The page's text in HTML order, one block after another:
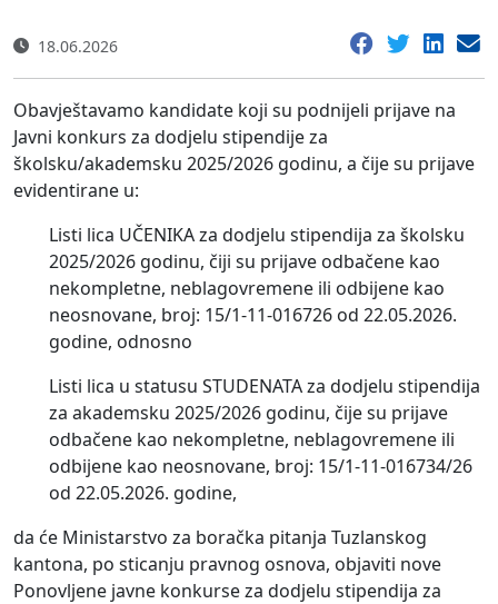
18.06.2026
Obavještavamo kandidate koji su podnijeli prijave na
Javni konkurs za dodjelu stipendije za
školsku/akademsku 2025/2026 godinu, a čije su prijave
evidentirane u:
Listi lica UČENIKA za dodjelu stipendija za školsku
2025/2026 godinu, čiji su prijave odbačene kao
nekompletne, neblagovremene ili odbijene kao
neosnovane, broj: 15/1-11-016726 od 22.05.2026.
godine, odnosno
Listi lica u statusu STUDENATA za dodjelu stipendija
za akademsku 2025/2026 godinu, čije su prijave
odbačene kao nekompletne, neblagovremene ili
odbijene kao neosnovane, broj: 15/1-11-016734/26
od 22.05.2026. godine,
da će Ministarstvo za boračka pitanja Tuzlanskog
kantona, po sticanju pravnog osnova, objaviti nove
Ponovljene javne konkurse za dodjelu stipendija za